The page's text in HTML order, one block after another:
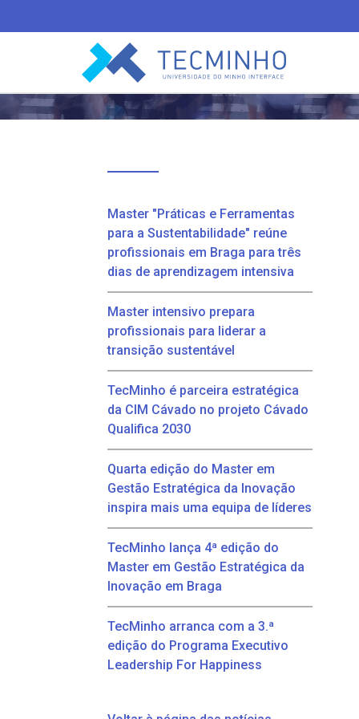
TECMINHO
Master "Práticas e Ferramentas
para a Sustentabilidade" reúne
profissionais em Braga para três
dias de aprendizagem intensiva
Master intensivo prepara
profissionais para liderar a
transição sustentável
TecMinho é parceira estratégica
da CIM Cávado no projeto Cávado
Qualifica 2030
Quarta edição do Master em
Gestão Estratégica da Inovação
inspira mais uma equipa de líderes
TecMinho lança 4ª edição do
Master em Gestão Estratégica da
Inovação em Braga
TecMinho arranca com a 3.ª
edição do Programa Executivo
Leadership For Happiness